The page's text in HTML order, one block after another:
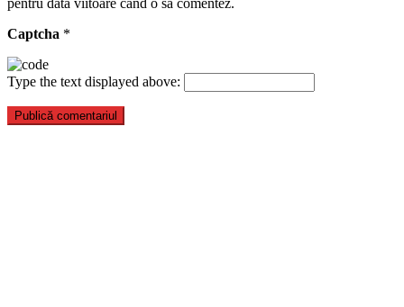
pentru data viitoare când o să comentez.
Captcha *
Type the text displayed above: